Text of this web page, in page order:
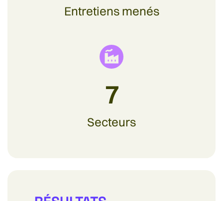
Entretiens menés
7
Secteurs